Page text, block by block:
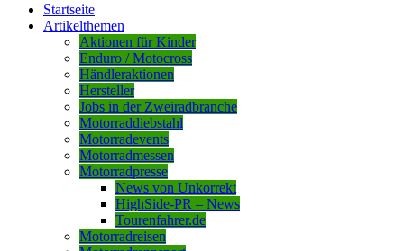
Startseite
Artikelthemen
Aktionen für Kinder
Enduro / Motocross
Händleraktionen
Hersteller
Jobs in der Zweiradbranche
Motorraddiebstahl
Motorradevents
Motorradmessen
Motorradpresse
News von Unkorrekt
HighSide-PR – News
Tourenfahrer.de
Motorradreisen